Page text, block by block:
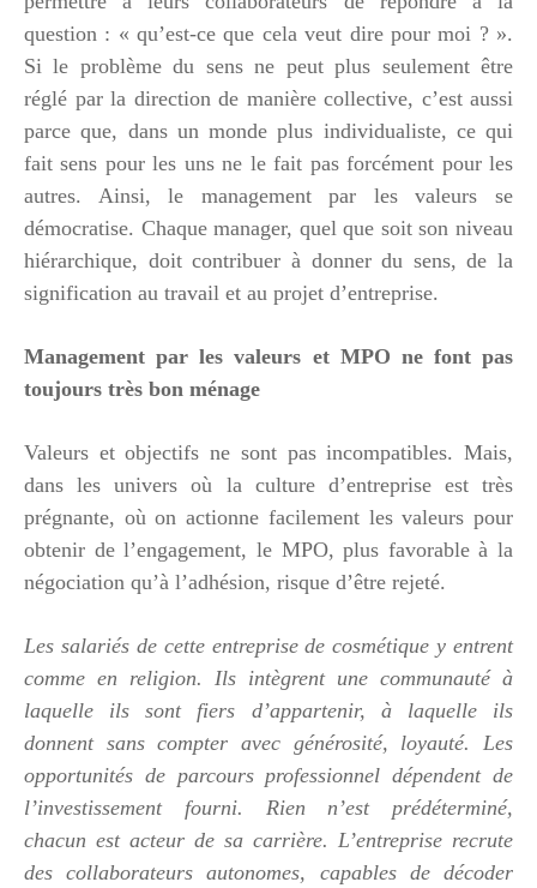
question : « qu’est-ce que cela veut dire pour moi ? ».
Si le problème du sens ne peut plus seulement être
réglé par la direction de manière collective, c’est aussi
parce que, dans un monde plus individualiste, ce qui
fait sens pour les uns ne le fait pas forcément pour les
autres. Ainsi, le management par les valeurs se
démocratise. Chaque manager, quel que soit son niveau
hiérarchique, doit contribuer à donner du sens, de la
signification au travail et au projet d’entreprise.
Management par les valeurs et MPO ne font pas
toujours très bon ménage
Valeurs et objectifs ne sont pas incompatibles. Mais,
dans les univers où la culture d’entreprise est très
prégnante, où on actionne facilement les valeurs pour
obtenir de l’engagement, le MPO, plus favorable à la
négociation qu’à l’adhésion, risque d’être rejeté.
Les salariés de cette entreprise de cosmétique y entrent
comme en religion. Ils intègrent une communauté à
laquelle ils sont fiers d’appartenir, à laquelle ils
donnent sans compter avec générosité, loyauté. Les
opportunités de parcours professionnel dépendent de
l’investissement fourni. Rien n’est prédéterminé,
chacun est acteur de sa carrière. L’entreprise recrute
des collaborateurs autonomes, capables de décoder